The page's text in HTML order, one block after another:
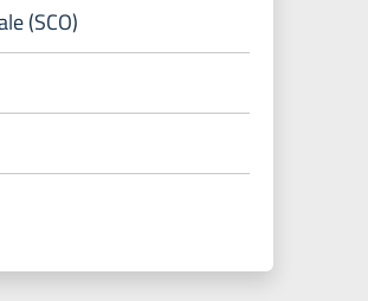
(SCO)